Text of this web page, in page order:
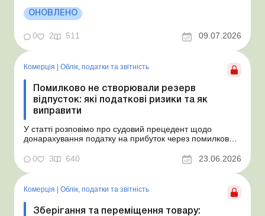
місяця. Підприємство орендує у фізособи автомобіль з
15.07.2026. Згідно з умовами договору орендна плата
становить 4 000 грн на місяць. Виникла...
ОНОВЛЕНО
0 2 511 09.07.2026
Комерція | Облік, податки та звiтнiсть
Помилково не створювали резерв
відпусток: які податкові ризики та як
виправити
У статті розповімо про судовий прецедент щодо
донарахування податку на прибуток через помилково
надамо рекомендації, як мінімізувати податкові ризики.
Проблемні витрати: податкові ризики та судова
практика Розуміємо ваші хвилювання через помилкове
неств...
0 3 640 23.06.2026
Комерція | Облік, податки та звiтнiсть
Зберігання та переміщення товару: